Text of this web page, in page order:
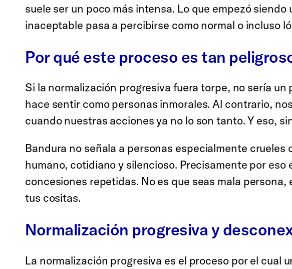
suele ser un poco más intensa. Lo que empezó
inaceptable pasa a percibirse como normal o incluso
Por qué este proceso es tan
Si la normalización progresiva fuera torpe, no sería
hace sentir como personas inmorales. Al contrario,
cuando nuestras acciones ya no lo son tanto. Y eso,
Bandura no señala a personas especialmente
humano, cotidiano y silencioso. Precisamente por
concesiones repetidas. No es que seas mala
tus cositas.
Normalización progresiva y
La normalización progresiva es el proceso por el